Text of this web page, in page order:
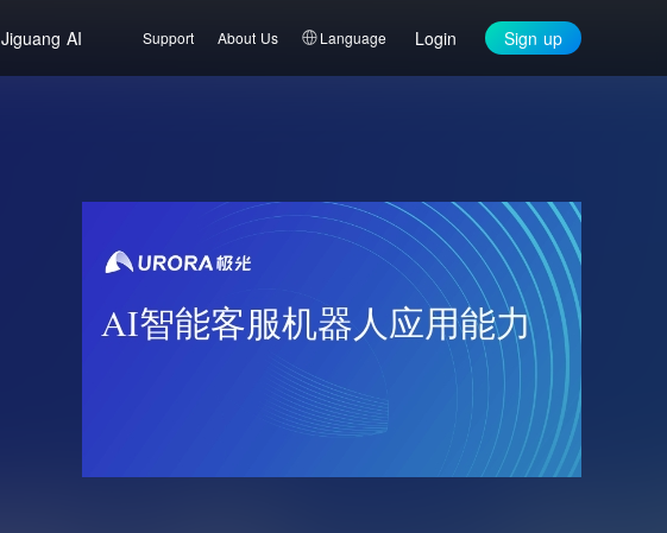
Jiguang AI Support About Us Language Login Sign up